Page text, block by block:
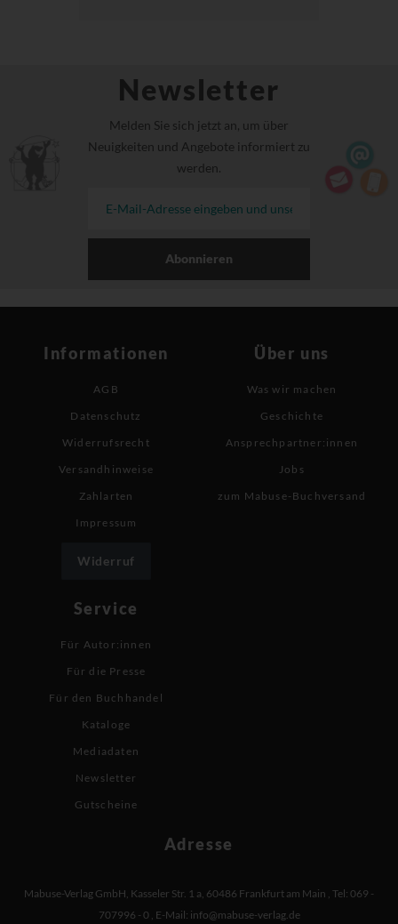
Newsletter
Melden Sie sich jetzt an, um über
Neuigkeiten und Angebote informiert zu
werden.
Abonnieren
Informationen
AGB
Datenschutz
Widerrufsrecht
Versandhinweise
Zahlarten
Impressum
Widerruf
Über uns
Was wir machen
Geschichte
Ansprechpartner:innen
Jobs
zum Mabuse-Buchversand
Service
Für Autor:innen
Für die Presse
Für den Buchhandel
Kataloge
Mediadaten
Newsletter
Gutscheine
Adresse
Mabuse-Verlag GmbH Kasseler Str. 1 a 60486 Frankfurt am Main Tel: 069 -
707996 - 0 E-Mail: info@mabuse-verlag.de